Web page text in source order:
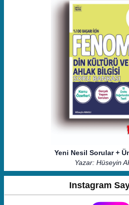
Yeni Nesil Sorular +
Yazar: Hüseyin
Instagram